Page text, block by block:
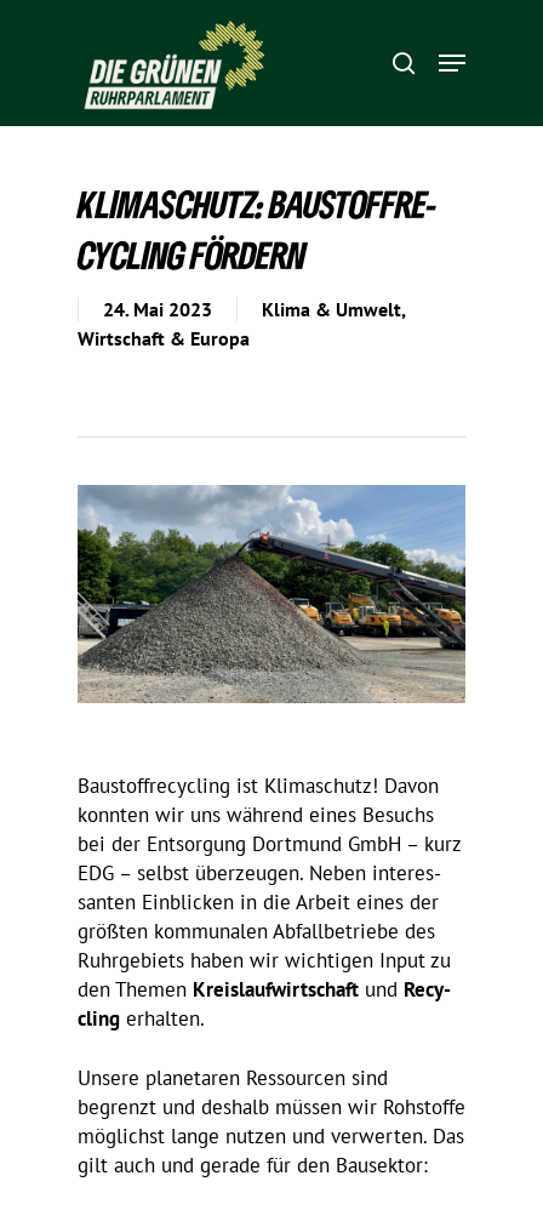
KLIMA­SCHUTZ: BAUSTOFF­RE­
CY­CLING FÖRDERN
24. Mai 2023 Klima & Umwelt,
Wirtschaft & Europa
Baustoff­re­cy­cling ist Klima­schutz! Davon
konnten wir uns während eines Besuchs
bei der Entsor­gung Dort­mund GmbH – kurz
EDG – selbst über­zeugen. Neben inter­es­
santen Einbli­cken in die Arbeit eines der
größten kommu­nalen Abfall­be­triebe des
Ruhr­ge­biets haben wir wich­tigen Input zu
den Themen Kreis­lauf­wirt­schaft und Recy­
cling erhalten.
Unsere plane­taren Ressourcen sind
begrenzt und deshalb müssen wir Rohstoffe
möglichst lange nutzen und verwerten. Das
gilt auch und gerade für den Bausektor: